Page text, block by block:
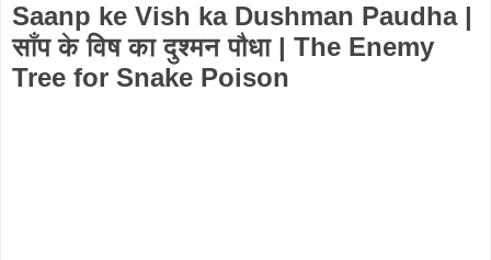
Saanp ke Vish ka Dushman Paudha |
साँप के विष का दुश्मन पौधा | The Enemy
Tree for Snake Poison